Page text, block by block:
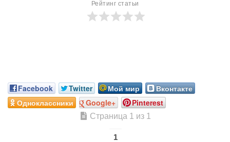
Рейтинг статьи
Facebook Twitter Мой мир
Вконтакте
Одноклассники
Google+ Pinterest
Страница 1 из 1
1